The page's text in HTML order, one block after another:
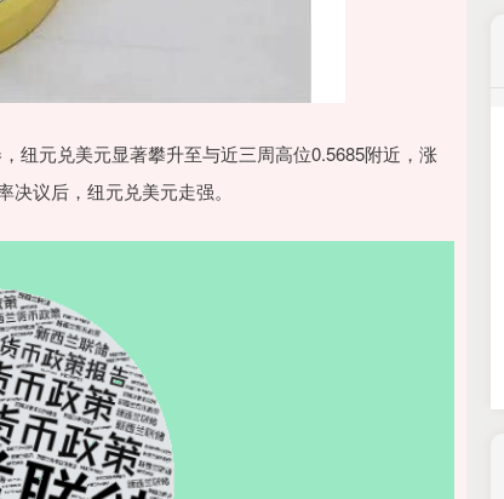
元兑美元显著攀升至与近三周高位0.5685附近，涨
议后，纽元兑美元走强。
沪深300 4694.44 0.93%